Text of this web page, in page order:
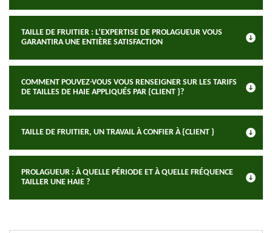
TAILLE DE FRUITIER : L’EXPERTISE DE PROLAGUEUR VOUS
GARANTIRA UNE ENTIÈRE SATISFACTION
COMMENT POUVEZ-VOUS VOUS RENSEIGNER SUR LES TARIFS
DE TAILLES DE HAIE APPLIQUÉS PAR {CLIENT }?
TAILLE DE FRUITIER, UN TRAVAIL À CONFIER À {CLIENT }
PROLAGUEUR : À QUELLE PÉRIODE ET À QUELLE FRÉQUENCE
TAILLER UNE HAIE ?